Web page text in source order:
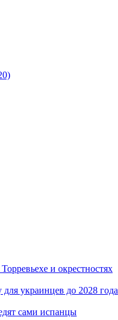
и окрестностях
украинцев до 2028 года
сами испанцы